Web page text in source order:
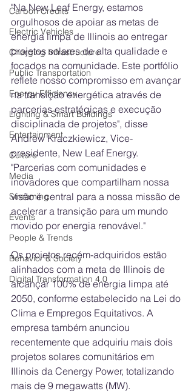
Carbon Credits
Electric Vehicles
Charging Infrastructure
Public Transportation
Energy Efficiency
Lighting & Smart Buildings
Entertainment
Culture
Media
Streaming
Events
People & Trends
Behavior & Society
Digital Transformation 4.0
"Na New Leaf Energy, estamos
orgulhosos de apoiar as metas de
energia limpa de Illinois ao entregar
projetos solares de alta qualidade e
focados na comunidade. Este portfólio
reflete nosso compromisso em avançar
na transição energética através de
parcerias estratégicas e execução
disciplinada de projetos", disse
Andrew Kraczkiewicz, Vice-
presidente, New Leaf Energy.
"Parcerias com comunidades e
inovadores que compartilham nossa
visão é central para a nossa missão de
acelerar a transição para um mundo
movido por energia renovável."
Os projetos recém-adquiridos estão
alinhados com a meta de Illinois de
alcançar 100% de energia limpa até
2050, conforme estabelecido na Lei do
Clima e Empregos Equitativos. A
empresa também anunciou
recentemente que adquiriu mais dois
projetos solares comunitários em
Illinois da Cenergy Power, totalizando
mais de 9 megawatts (MW).